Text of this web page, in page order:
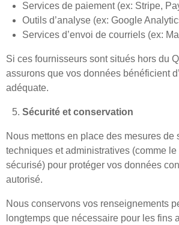
Services de paiement (ex: Stripe,
Outils d’analyse (ex: Google
Services d’envoi de courriels (ex:
Si ces fournisseurs sont situés hors du
assurons que vos données bénéficient
adéquate.
Sécurité et conservation
Nous mettons en place des mesures de
techniques et administratives (comme
sécurisé) pour protéger vos données
autorisé.
Nous conservons vos renseignements
longtemps que nécessaire pour les fins